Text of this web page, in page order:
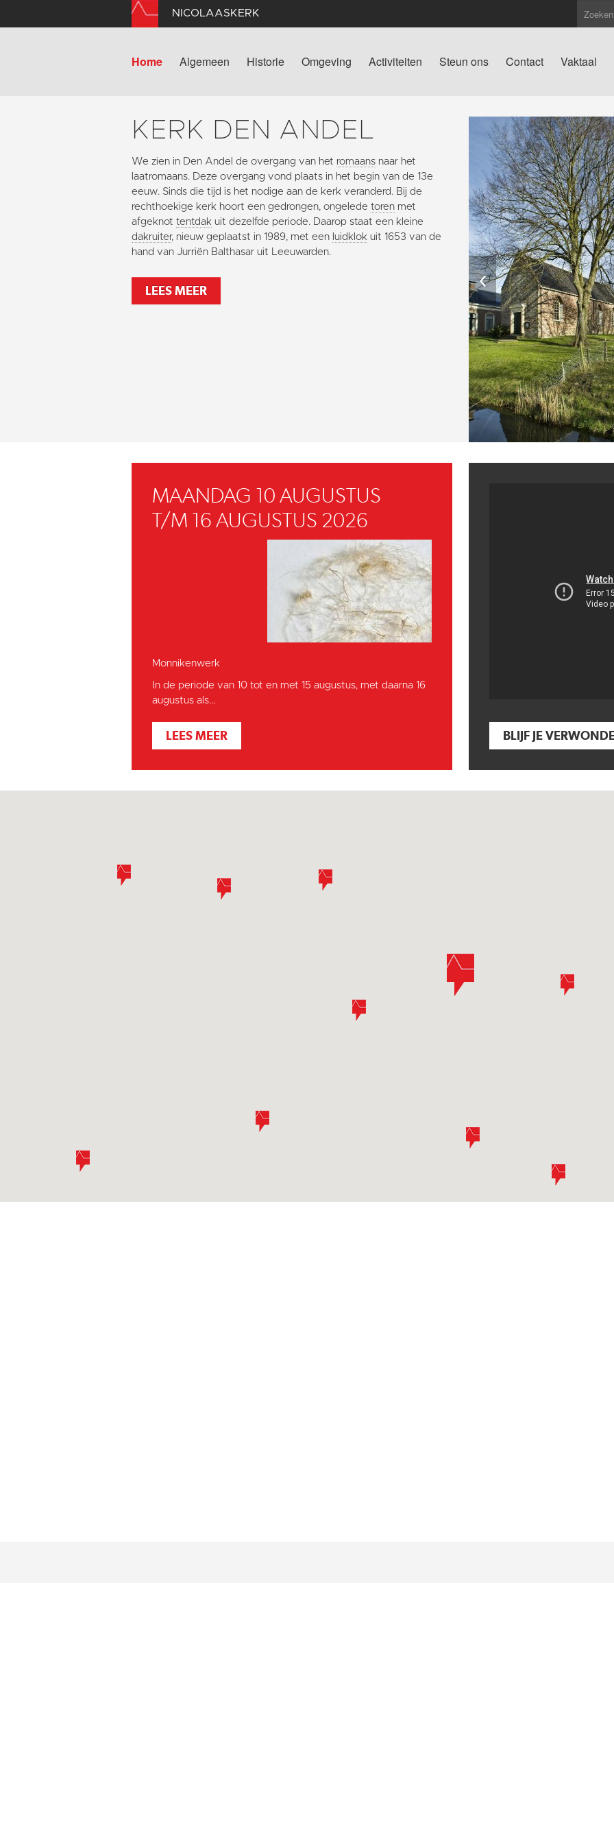
NICOLAASKERK
Home Algemeen Historie Omgeving Activiteiten Steun ons Contact Vaktaal
KERK DEN ANDEL
We zien in Den Andel de overgang van het romaans naar het
laatromaans. Deze overgang vond plaats in het begin van de 13e
eeuw. Sinds die tijd is het nodige aan de kerk veranderd. Bij de
rechthoekige kerk hoort een gedrongen, ongelede toren met
afgeknot tentdak uit dezelfde periode. Daarop staat een kleine
dakruiter, nieuw geplaatst in 1989, met een luidklok uit 1653 van de
hand van Jurriën Balthasar uit Leeuwarden.
LEES MEER ‹
MAANDAG 10 AUGUSTUS
T/M 16 AUGUSTUS 2026
Monnikenwerk
In de periode van 10 tot en met 15 augustus, met daarna 16
augustus als...
LEES MEER BLIJF JE